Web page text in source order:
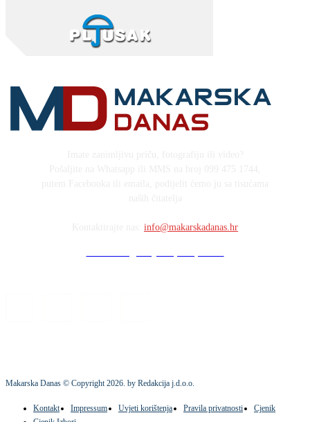
info@makarskadanas.hr
Makarska Danas © Copyright2026. by Redakcija j.d.o.o.
Kontakt Impressum Uvjeti korištenja Pravila privatnosti
Cjenik